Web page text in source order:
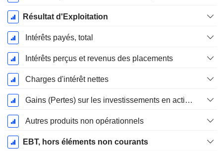
Résultat d'Exploitation
Intérêts payés, total
Intérêts perçus et revenus des placements
Charges d'intérêt nettes
Gains (Pertes) sur les investissements en actions
Autres produits non opérationnels
EBT, hors éléments non courants